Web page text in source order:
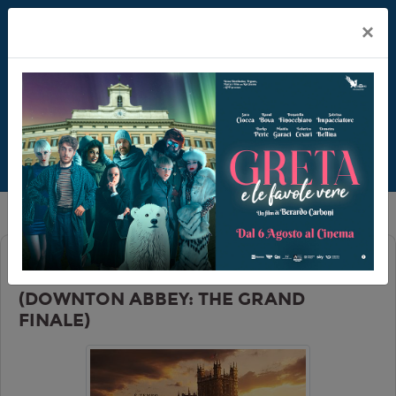
DOWNTON ABBEY - IL GRAN FINALE
(DOWNTON ABBEY: THE GRAND
FINALE)
×